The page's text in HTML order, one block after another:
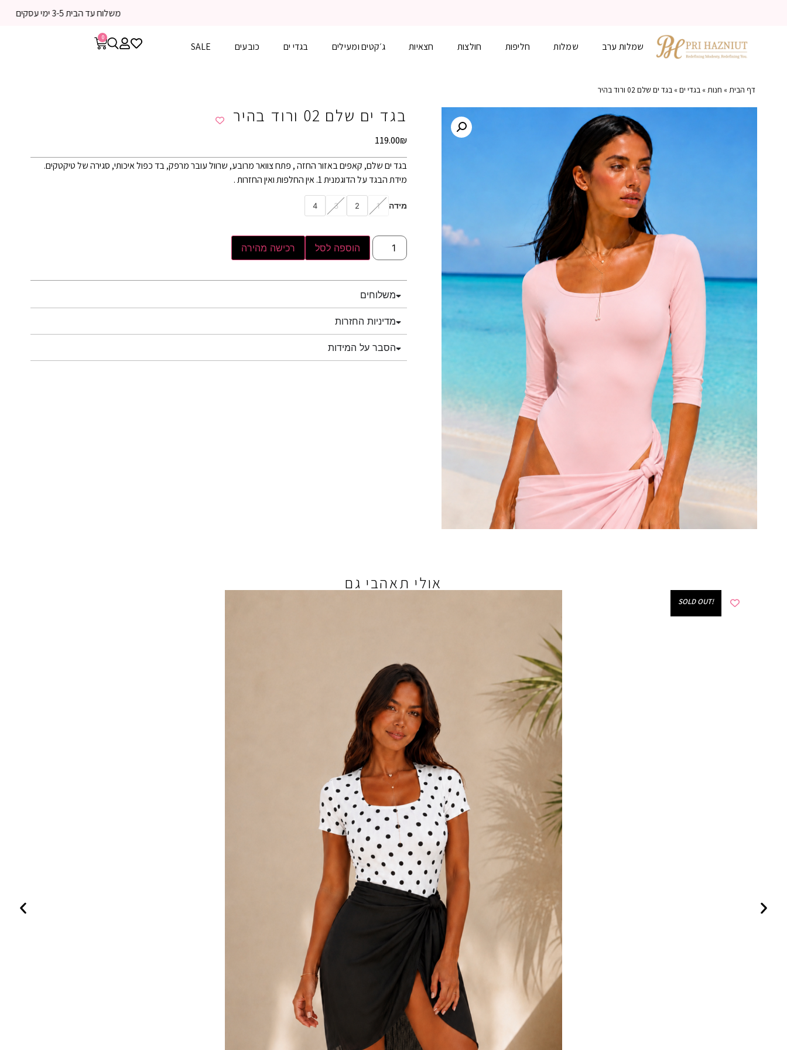
שמלות ערב שמלות חליפות חולצות חצאיות ג׳קטים ומעילים בגדי ים כובעים SALE
0
דף הבית» חנות» בגדי ים» בגד ים שלם 02 ורוד בהיר
בגד ים שלם 02 ורוד בהיר
119.00₪
בגד ים שלם, קאפים באזור החזה , פתח צוואר מרובע, שרוול עובר מרפק, בד כפול איכותי, סגירה של טיקטקים.
מידת הבגד על הדוגמנית 1. אין החלפות ואין החזרות .
מידה 1
2
3
4
הוספה לסל רכישה מהירה
משלוחים
מדיניות החזרות
הסבר על המידות
אולי תאהבי גם
!SOLD OUT